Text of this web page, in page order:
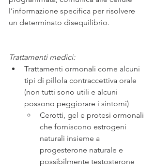
l’informazione specifica per risolvere
un determinato disequilibrio.
Trattamenti medici:
Trattamenti ormonali come alcuni
tipi di pillola contraccettiva orale
(non tutti sono utili e alcuni
possono peggiorare i sintomi)
Cerotti, gel e protesi ormonali
che forniscono estrogeni
naturali insieme a
progesterone naturale e
possibilmente testosterone